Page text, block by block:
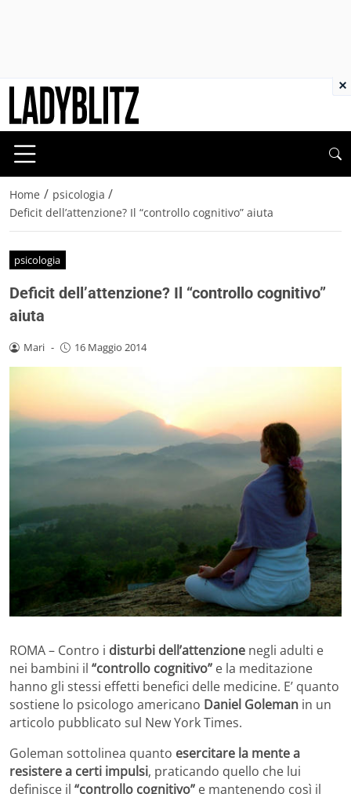
Home / psicologia /
Deficit dell’attenzione? Il “controllo cognitivo” aiuta
psicologia
Deficit dell’attenzione? Il “controllo cognitivo”
aiuta
Mari - 16 Maggio 2014
ROMA – Contro i disturbi dell’attenzione negli adulti e
nei bambini il “controllo cognitivo” e la meditazione
hanno gli stessi effetti benefici delle medicine. E’ quanto
sostiene lo psicologo americano Daniel Goleman in un
articolo pubblicato sul New York Times.
Goleman sottolinea quanto esercitare la mente a
resistere a certi impulsi, praticando quello che lui
definisce il “controllo cognitivo” e mantenendo così il
×